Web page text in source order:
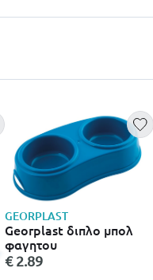
GEORPLAST
Georplast διπλο μπολ
φαγητου
€ 2.89